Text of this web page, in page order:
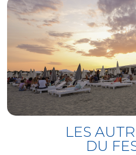
LES
DU